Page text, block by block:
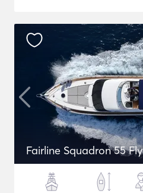
Fairline Squadron 55 Fly